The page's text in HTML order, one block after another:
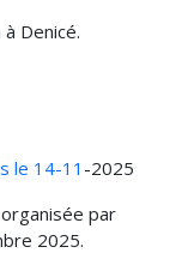
Denicé.
le 14-11 -2025
par
2025.